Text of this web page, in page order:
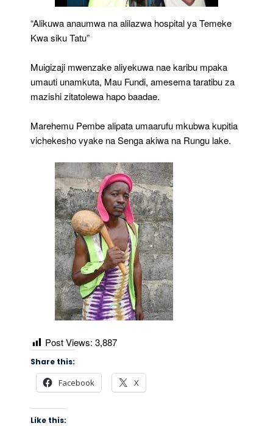
“Alikuwa anaumwa na alilazwa hospital ya Temeke
Kwa siku Tatu”
Muigizaji mwenzake aliyekuwa nae karibu mpaka
umauti unamkuta, Mau Fundi, amesema taratibu za
mazishi zitatolewa hapo baadae.
Marehemu Pembe alipata umaarufu mkubwa kupitia
vichekesho vyake na Senga akiwa na Rungu lake.
Post Views: 3,887
Share this:
Facebook X
Like this: